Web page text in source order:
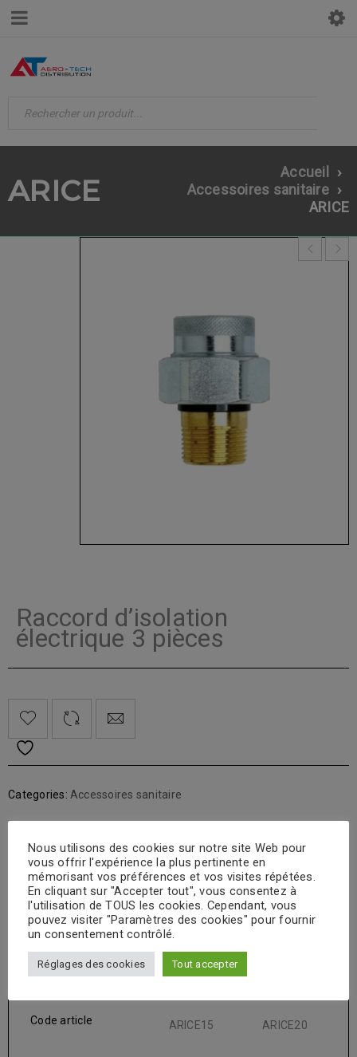
ARICE
Accueil
›
Accessoires sanitaire ›
ARICE
Raccord d’isolation
électrique 3 pièces
Categories: Accessoires sanitaire
DESCRIPTION
Raccord d’isolation électrique 3 pièces
PROTECTION DU CHAUFFE-EAU, RACCORDEMENT M/F.
Ø (pouce) 1/2"
Code article ARICE15 ARICE20
Nous utilisons des cookies sur notre site Web pour
vous offrir l'expérience la plus pertinente en
mémorisant vos préférences et vos visites répétées.
En cliquant sur "Accepter tout", vous consentez à
l'utilisation de TOUS les cookies. Cependant, vous
pouvez visiter "Paramètres des cookies" pour fournir
un consentement contrôlé.
Réglages des cookies Tout accepter